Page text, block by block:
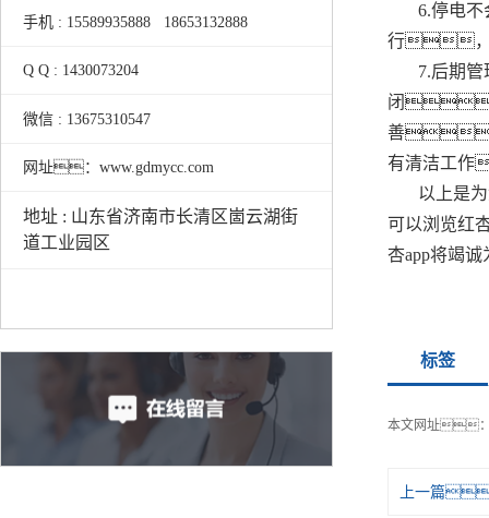
手机 : 15589935888 18653132888
Q Q : 1430073204
微信 : 13675310547
网址：www.gdmycc.com
地址 : 山东省济南市长清区崮云湖街
道工业园区
6.停电
行，
7.后期
闭
善
有清洁工
以上是
可以浏览
杏app将竭
标签
本文网址
上一篇